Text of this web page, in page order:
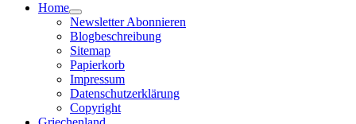
Home
Newsletter Abonnieren
Blogbeschreibung
Sitemap
Papierkorb
Impressum
Datenschutzerklärung
Copyright